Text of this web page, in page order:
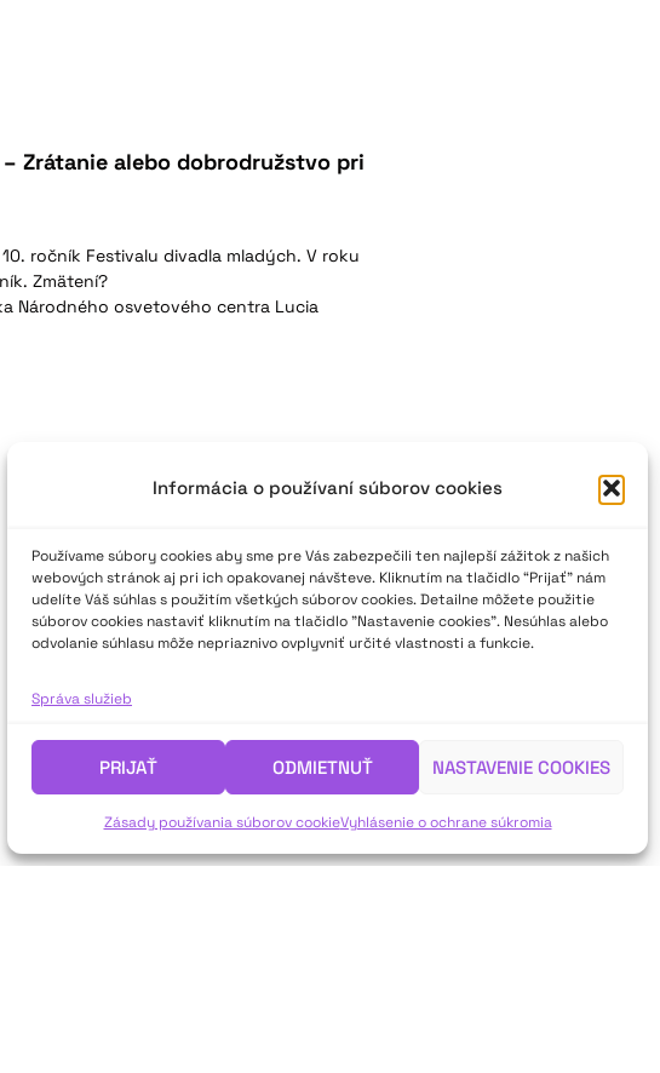
Informácia o používaní súborov cookies
Používame súbory cookies aby sme pre Vás zabezpečili ten najlepší zážitok z našich
webových stránok aj pri ich opakovanej návšteve. Kliknutím na tlačidlo “Prijať” nám
udelíte Váš súhlas s použitím všetkých súborov cookies. Detailne môžete použitie
súborov cookies nastaviť kliknutím na tlačidlo "Nastavenie cookies". Nesúhlas alebo
odvolanie súhlasu môže nepriaznivo ovplyvniť určité vlastnosti a funkcie.
Správa služieb
PRIJAŤ ODMIETNUŤ NASTAVENIE COOKIES
Zásady používania súborov cookieVyhlásenie o ochrane súkromia
– Zrátanie alebo dobrodružstvo pri
ročník Festivalu divadla mladých. V roku
Zmätení?
Národného osvetového centra Lucia